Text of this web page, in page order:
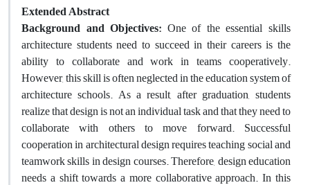
Extended Abstract
Background and Objectives: One of the essential skills
architecture students need to succeed in their careers is the
ability to collaborate and work in teams cooperatively.
However, this skill is often neglected in the education system of
architecture schools. As a result, after graduation, students
realize that design is not an individual task and that they need to
collaborate with others to move forward. Successful
cooperation in architectural design requires teaching social and
teamwork skills in design courses. Therefore, design education
needs a shift towards a more collaborative approach. In this